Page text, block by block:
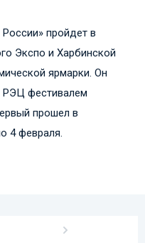
пройдет в
Экспо и Харбинской
ярмарки. Он
РЭЦ фестивалем
прошел в
4 февраля.